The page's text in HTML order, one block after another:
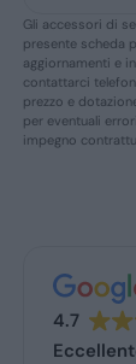
Gli accessori di
presente scheda
aggiornamenti e
contattarci
prezzo e
per eventuali
impegno
4.7